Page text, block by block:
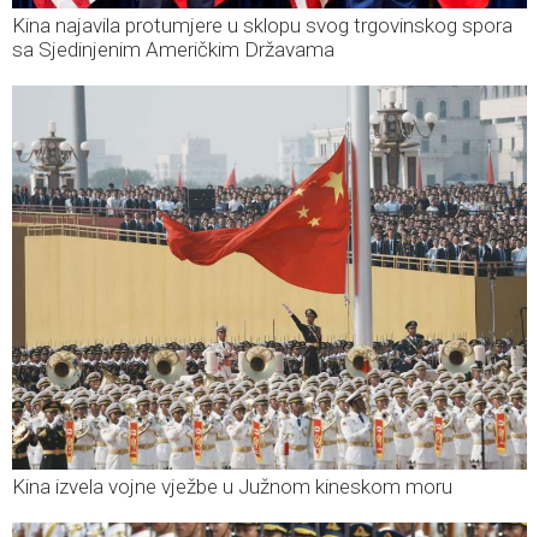
Kina najavila protumjere u sklopu svog trgovinskog spora
sa Sjedinjenim Američkim Državama
Kina izvela vojne vježbe u Južnom kineskom moru